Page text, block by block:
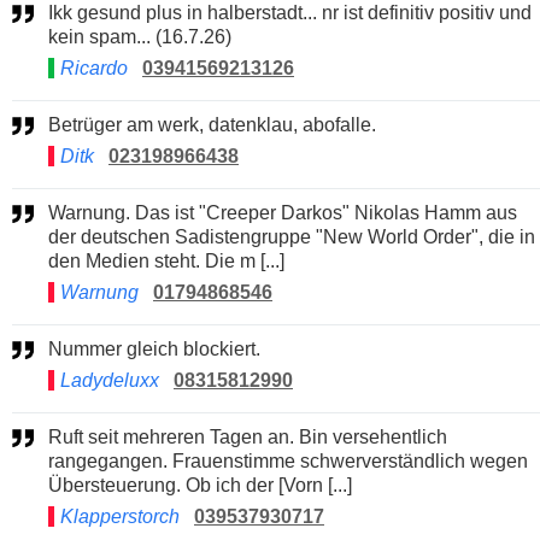
kein spam... (16.7.26)
Ricardo
03941569213126
Betrüger am werk, datenklau, abofalle.
Ditk
023198966438
Warnung. Das ist "Creeper Darkos" Nikolas Hamm aus
der deutschen Sadistengruppe "New World Order", die in
den Medien steht. Die m [...]
Warnung
01794868546
Nummer gleich blockiert.
Ladydeluxx
08315812990
Ruft seit mehreren Tagen an. Bin versehentlich
rangegangen. Frauenstimme schwerverständlich wegen
Übersteuerung. Ob ich der [Vorn [...]
Klapperstorch
039537930717